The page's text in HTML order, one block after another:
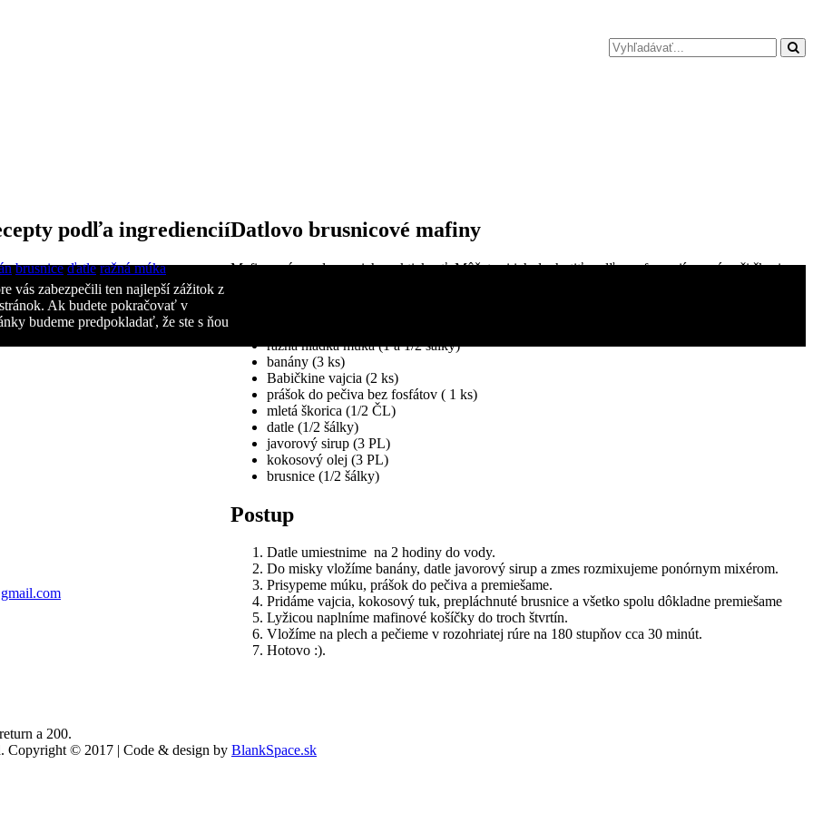
Datlovo brusnicové mafiny
Mafiny mám rada, pre ich praktickosť. Môžete si ich dochutiť podľa preferencií ovocím, či škoricou.
ražná hladká múka (1 a 1/2 šálky)
banány (3 ks)
Babičkine vajcia (2 ks)
prášok do pečiva bez fosfátov ( 1 ks)
mletá škorica (1/2 ČL)
datle (1/2 šálky)
javorový sirup (3 PL)
kokosový olej (3 PL)
brusnice (1/2 šálky)
Postup
Datle umiestnime na 2 hodiny do vody.
Do misky vložíme banány, datle javorový sirup a zmes rozmixujeme ponórnym mixérom.
Prisypeme múku, prášok do pečiva a premiešame.
Pridáme vajcia, kokosový tuk, prepláchnuté brusnice a všetko spolu dôkladne premiešame
Lyžicou naplníme mafinové košíčky do troch štvrtín.
Vložíme na plech a pečieme v rozohriatej rúre na 180 stupňov cca 30 minút.
Hotovo :).
podľa ingrediencií
brusnice ďatle ražná múka
vás zabezpečili ten najlepší zážitok z
Ak budete pokračovať v
budeme predpokladať, že ste s ňou
a 200.
Copyright © 2017 | Code & design by BlankSpace.sk